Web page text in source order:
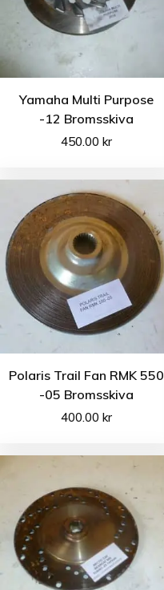
Yamaha Multi Purpose
-12 Bromsskiva
450.00kr
Polaris Trail Fan RMK 550
-05 Bromsskiva
400.00kr